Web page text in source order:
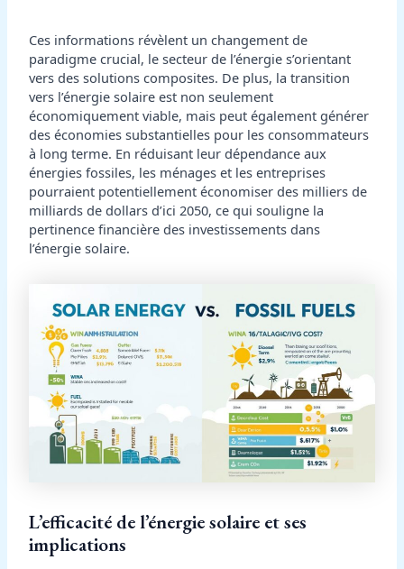
Ces informations révèlent un changement de
paradigme crucial, le secteur de l’énergie s’orientant
vers des solutions composites. De plus, la transition
vers l’énergie solaire est non seulement
économiquement viable, mais peut également générer
des économies substantielles pour les consommateurs
à long terme. En réduisant leur dépendance aux
énergies fossiles, les ménages et les entreprises
pourraient potentiellement économiser des milliers de
milliards de dollars d’ici 2050, ce qui souligne la
pertinence financière des investissements dans
l’énergie solaire.
L’efficacité de l’énergie solaire et ses
implications